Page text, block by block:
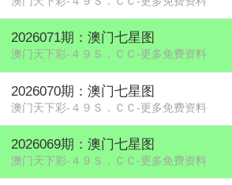
2026071期：澳门七星图
澳门天下彩-４９Ｓ．ＣＣ-更多免费资料
2026070期：澳门七星图
澳门天下彩-４９Ｓ．ＣＣ-更多免费资料
2026069期：澳门七星图
澳门天下彩-４９Ｓ．ＣＣ-更多免费资料